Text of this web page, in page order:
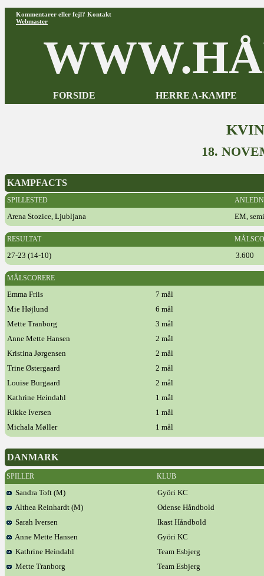
Kommentarer eller fejl? Kontakt
Webmaster
FORSIDE HERRE A-KAMPE
18.
KAMPFACTS
SPILLESTED
Arena Stozice, Ljubljana EM,
RESULTAT
27-23 (14-10) 3.600
MÅLSCORERE
Emma Friis
7 mål
Mie Højlund
6 mål
Mette Tranborg
3 mål
Anne Mette Hansen
2 mål
Kristina Jørgensen
2 mål
Trine Østergaard
2 mål
Louise Burgaard
2 mål
Kathrine Heindahl
1 mål
Rikke Iversen
1 mål
Michala Møller
1 mål
DANMARK
SPILLER KLUB
Sandra Toft (M)
Györi KC
Althea Reinhardt (M)
Odense Håndbold
Sarah Iversen
Ikast Håndbold
Anne Mette Hansen
Györi KC
Kathrine Heindahl
Team Esbjerg
Mette Tranborg
Team Esbjerg